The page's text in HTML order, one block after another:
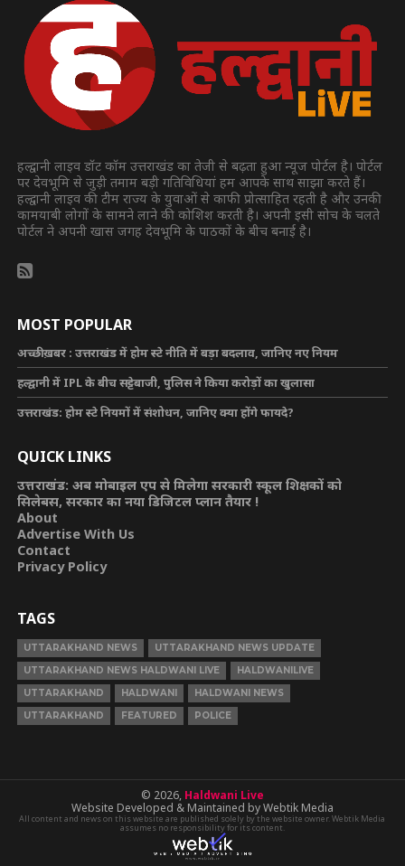
हल्द्वानी लाइव डॉट कॉम उत्तराखंड का तेजी से बढ़ता हुआ न्यूज पोर्टल है। पोर्टल
पर देवभूमि से जुड़ी तमाम बड़ी गतिविधियां हम आपके साथ साझा करते हैं।
हल्द्वानी लाइव की टीम राज्य के युवाओं से काफी प्रोत्साहित रहती है और उनकी
कामयाबी लोगों के सामने लाने की कोशिश करती है। अपनी इसी सोच के चलते
पोर्टल ने अपनी खास जगह देवभूमि के पाठकों के बीच बनाई है।
MOST POPULAR
अच्छी ख़बर : उत्तराखंड में होम स्टे नीति में बड़ा बदलाव, जानिए नए नियम
हल्द्वानी में IPL के बीच सट्टेबाजी, पुलिस ने किया करोड़ों का खुलासा
उत्तराखंड: होम स्टे नियमों में संशोधन, जानिए क्या होंगे फायदे?
QUICK LINKS
उत्तराखंड: अब मोबाइल एप से मिलेगा सरकारी स्कूल शिक्षकों को
सिलेबस, सरकार का नया डिजिटल प्लान तैयार !
About
Advertise With Us
Contact
Privacy Policy
TAGS
UTTARAKHAND NEWS
UTTARAKHAND NEWS UPDATE
UTTARAKHAND NEWS HALDWANI LIVE
HALDWANILIVE
UTTARAKHAND
HALDWANI
HALDWANI NEWS
UTTARAKHAND
FEATURED POLICE
© 2026, Haldwani Live
Website Developed & Maintained by Webtik Media
All content and news on this website are published solely by the website owner. Webtik Media
assumes no responsibility for its content.